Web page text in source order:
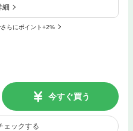
細
らにポイント+2%
今すぐ買う
ェックする